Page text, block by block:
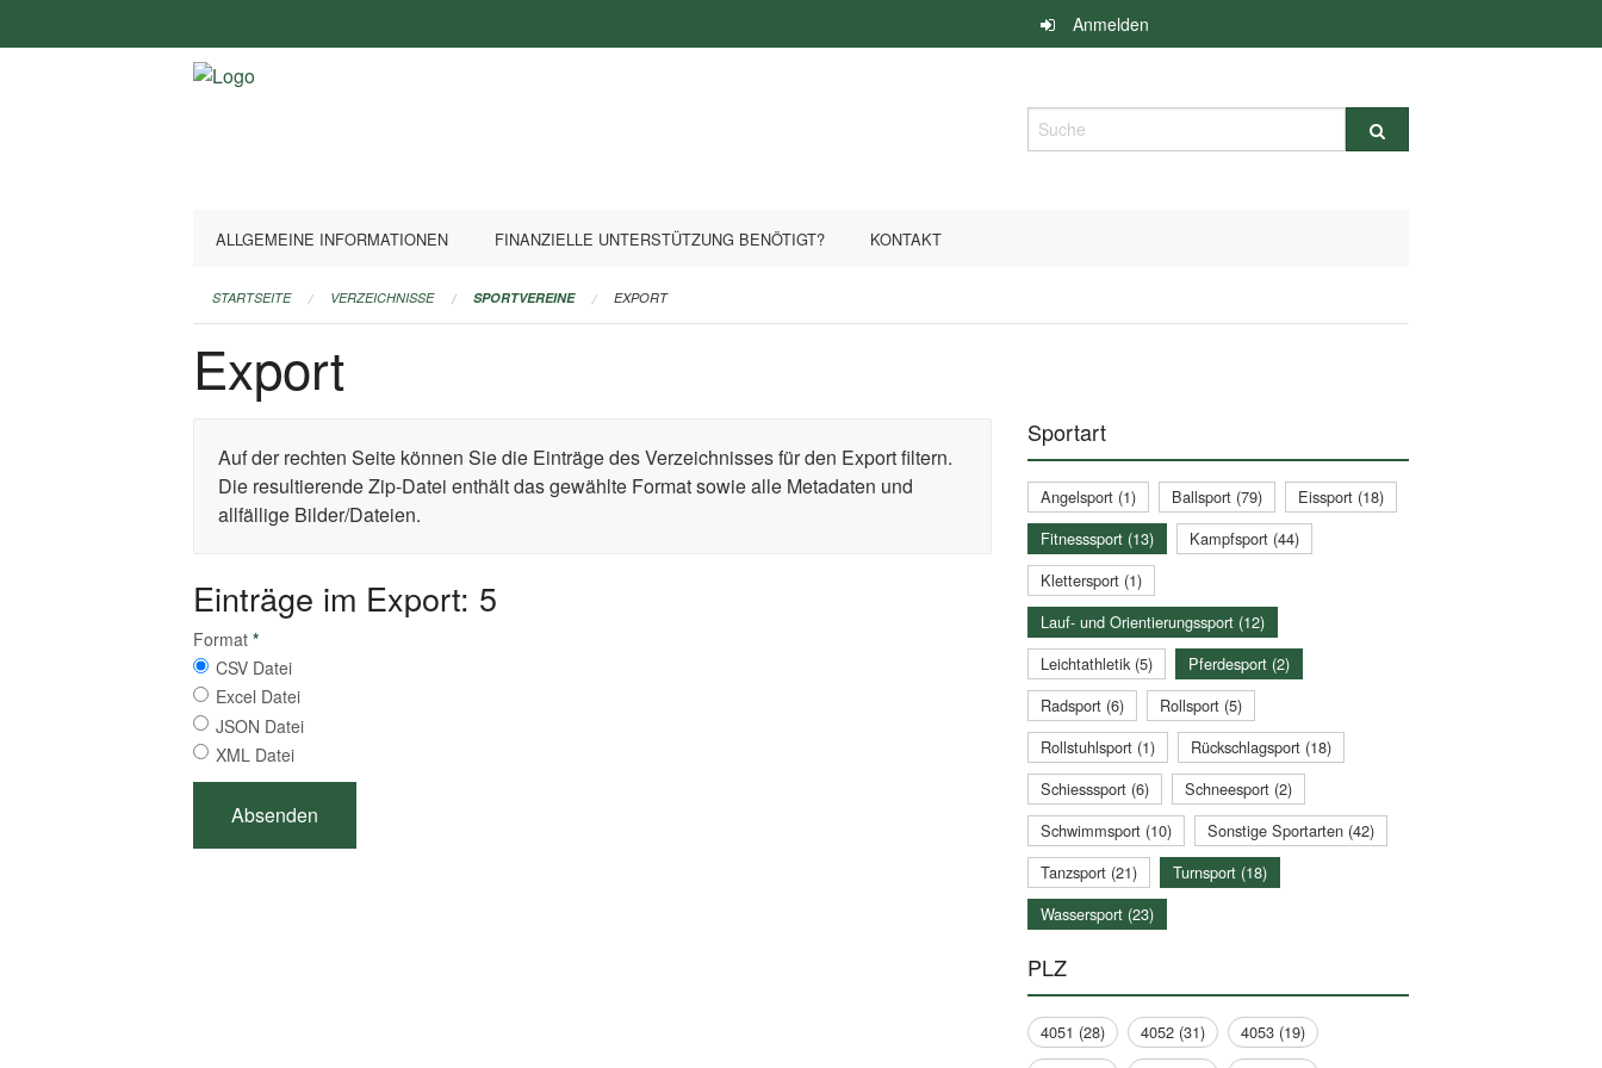
überspringen
Anmelden
Suche
ALLGEMEINE INFORMATIONEN FINANZIELLE UNTERSTÜTZUNG BENÖTIGT? KONTAKT
STARTSEITE VERZEICHNISSE SPORTVEREINE EXPORT
Export
Auf der rechten Seite können Sie die Einträge des Verzeichnisses für den Export filtern.
Die resultierende Zip-Datei enthält das gewählte Format sowie alle Metadaten und
allfällige Bilder/Dateien.
Einträge im Export: 5
Format *
CSV Datei
Excel Datei
JSON Datei
XML Datei
Sportart
Angelsport (1) Ballsport (79)
Eissport (18)
Fitnesssport (13)
Kampfsport (44)
Klettersport (1)
Lauf- und Orientierungssport (12)
Leichtathletik (5)
Pferdesport (2)
Radsport (6)
Rollsport (5)
Rollstuhlsport (1)
Rückschlagsport (18)
Schiesssport (6)
Schneesport (2)
Schwimmsport (10)
Sonstige Sportarten (42)
Tanzsport (21)
Turnsport (18)
Wassersport (23)
PLZ
4051 (28) 4052 (31)
4053 (19)